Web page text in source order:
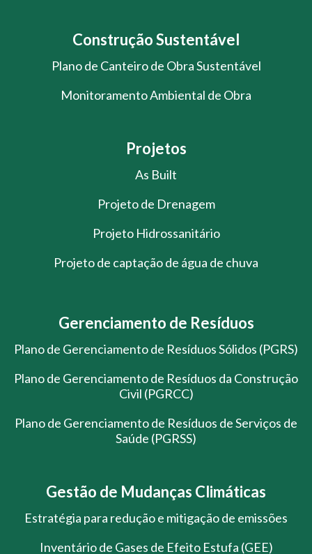
Construção Sustentável
Plano de Canteiro de Obra Sustentável
Monitoramento Ambiental de Obra
Projetos
As Built
Projeto de Drenagem
Projeto Hidrossanitário
Projeto de captação de água de chuva
Gerenciamento de Resíduos
Plano de Gerenciamento de Resíduos Sólidos (PGRS)
Plano de Gerenciamento de Resíduos da Construção
Civil (PGRCC)
Plano de Gerenciamento de Resíduos de Serviços de
Saúde (PGRSS)
Gestão de Mudanças Climáticas
Estratégia para redução e mitigação de emissões
Inventário de Gases de Efeito Estufa (GEE)